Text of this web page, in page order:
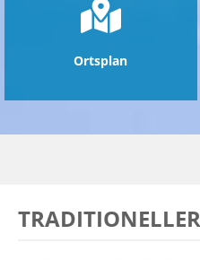
Ortsplan